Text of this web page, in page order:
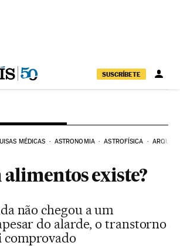
SUSCRÍBETE
MÉDICAS ASTRONOMIA ASTROFÍSICA
alimentos existe?
não chegou a um
do alarde, o transtorno
comprovado